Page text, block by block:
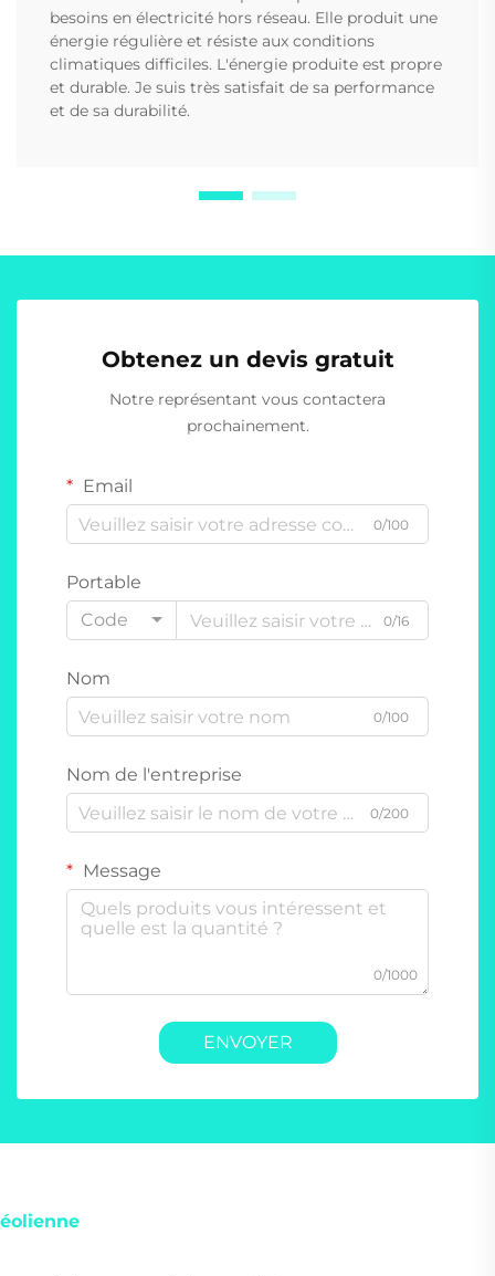
besoins en électricité hors réseau. Elle produit une
énergie régulière et résiste aux conditions
climatiques difficiles. L'énergie produite est propre
et durable. Je suis très satisfait de sa performance
et de sa durabilité.
Obtenez un devis gratuit
Notre représentant vous contactera
prochainement.
Email
0/100
Portable
Code
0/16
Nom
0/100
Nom de l'entreprise
0/200
Message
0/1000
ENVOYER
éolienne